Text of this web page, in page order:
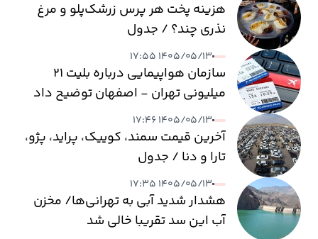
هزینه پخت هر پرس زرشک‌پلو و مرغ
نذری چند؟ / جدول
۱۴۰۵/۰۵/۱۳ ۱۷:۵۵
سازمان هواپیمایی درباره بلیت ۲۱
میلیونی تهران - اصفهان توضیح داد
۱۴۰۵/۰۵/۱۳ ۱۷:۴۶
آخرین قیمت سمند، کوییک، پراید، پژو،
تارا و دنا / جدول
۱۴۰۵/۰۵/۱۳ ۱۷:۳۵
هشدار شدید آبی به تهرانی‌ها/ مخزن
آب این سد تقریبا خالی شد